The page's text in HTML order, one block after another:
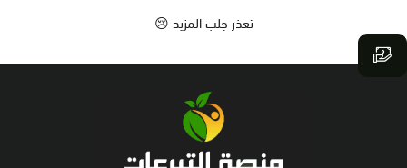
حسابات الجمعية
تعذر جلب المزيد 😢